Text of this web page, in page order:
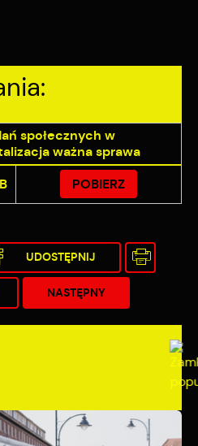
społecznych w
ważna sprawa
POBIERZ
UDOSTĘPNIJ
NASTĘPNY